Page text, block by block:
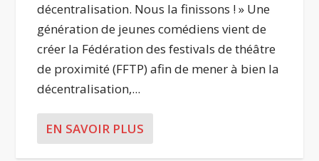
décentralisation. Nous la finissons ! » Une
génération de jeunes comédiens vient de
créer la Fédération des festivals de théâtre
de proximité (FFTP) afin de mener à bien la
décentralisation,...
EN SAVOIR PLUS